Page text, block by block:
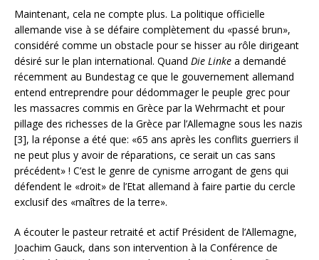
Maintenant, cela ne compte plus. La politique officielle
allemande vise à se défaire complètement du «passé brun»,
considéré comme un obstacle pour se hisser au rôle dirigeant
désiré sur le plan international. Quand Die Linke a demandé
récemment au Bundestag ce que le gouvernement allemand
entend entreprendre pour dédommager le peuple grec pour
les massacres commis en Grèce par la Wehrmacht et pour
pillage des richesses de la Grèce par l’Allemagne sous les nazis
[3], la réponse a été que: «65 ans après les conflits guerriers il
ne peut plus y avoir de réparations, ce serait un cas sans
précédent» ! C’est le genre de cynisme arrogant de gens qui
défendent le «droit» de l’Etat allemand à faire partie du cercle
exclusif des «maîtres de la terre».
A écouter le pasteur retraité et actif Président de l’Allemagne,
Joachim Gauck, dans son intervention à la Conférence de